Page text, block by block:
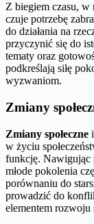
Z biegiem czasu, w
czuje potrzebę
do działania na
przyczynić się do
tematy oraz
podkreślają siłę
wyzwaniom.
Zmiany
Zmiany społeczne i
w życiu
funkcję. Nawigując
młode pokolenia
porównaniu do
prowadzić do
elementem rozwoju